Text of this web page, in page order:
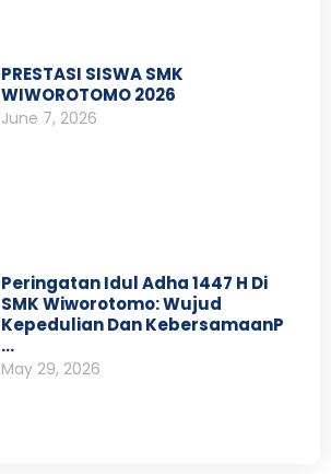
PRESTASI SISWA SMK
WIWOROTOMO 2026
June 7, 2026
Peringatan Idul Adha 1447 H Di
SMK Wiworotomo: Wujud
Kepedulian Dan KebersamaanP
…
May 29, 2026